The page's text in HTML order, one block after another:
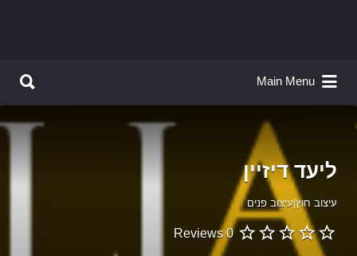
Main Menu
ליעד דיזיין
עיצוב חוץ|עיצוב פנים
0 Reviews